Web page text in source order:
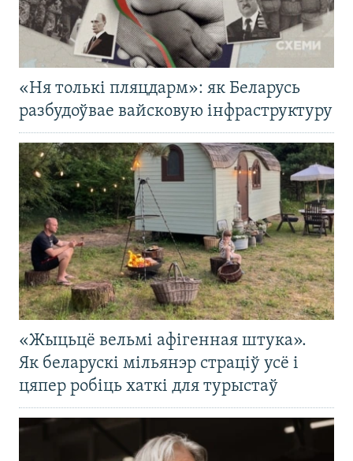
«Ня толькі пляцдарм»: як Беларусь
разбудоўвае вайсковую інфраструктуру
«Жыцьцё вельмі афігенная штука».
Як беларускі мільянэр страціў усё і
цяпер робіць хаткі для турыстаў